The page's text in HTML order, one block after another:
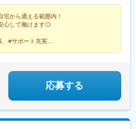
西可児駅、可児駅、各務原市役所
各務原駅、鵜沼宿駅、土岐市駅、
駅、十九条駅、美江寺駅、穂積駅、
駅、洲原駅、吹田駅(阪急線)、陸前
阜県)、高山駅、瀬上駅、飛騨一ノ宮
駅、大同町駅、鳴子北駅、豊田本町
上挙母駅、梅坪駅、インテック本社
町駅(富山県)、東向日駅、上小田井
市役所前駅、車道駅、上飯田駅、
クホテル富山前、大町駅(富山県)、
寺市、八王子市、清瀬市、狛江
【千葉県】千葉市、船橋市、浦安
、八千代市【埼玉県】さいたま
戸田市、三郷市、所沢市、新座市
原駅、生田駅(神奈川県)、長津田
駅、港町駅、高田駅(神奈川県)、セ
あいの丘駅、小岩駅、立会川駅、
、東雲駅(東京都)、馬喰横山駅、板
駅(東京都)、上板橋駅、浅草駅(Ｔ
名町駅、本蓮沼駅、東陽町駅、梅
都)、西大島駅、代々木八幡駅、鷺ノ
池尻大橋駅、用賀駅、北参道駅、
宅から通える範囲内！
心して働けます◎
#サポート充実
かり休める
応募する